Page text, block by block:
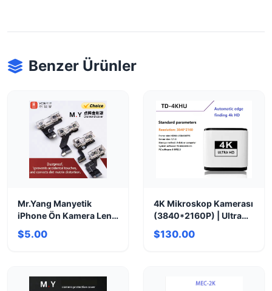
Benzer Ürünler
Mr.Yang Manyetik
iPhone Ön Kamera Lens
Koruyucu (X-17 Pro
Max)
$5.00
4K Mikroskop Kamerası
(3840*2160P) | Ultra
HD Görüntüleme
$130.00